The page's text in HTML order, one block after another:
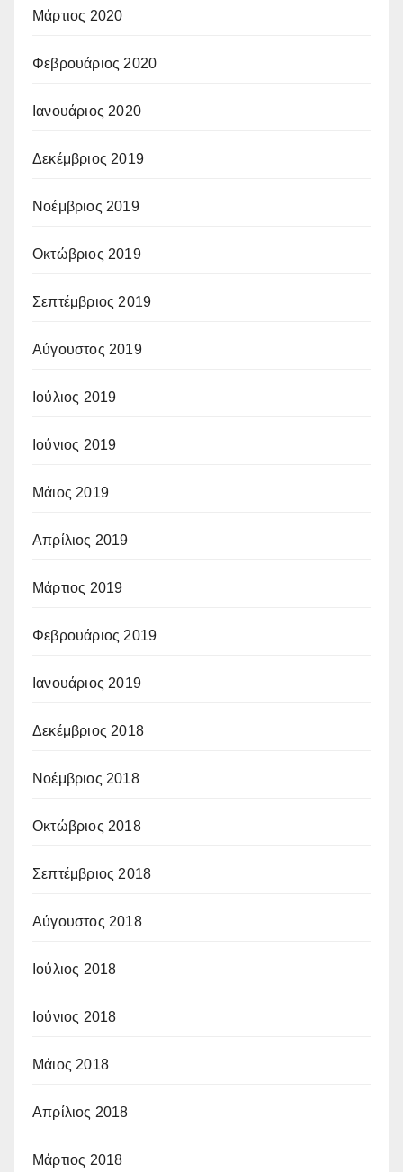
Μάρτιος 2020
Φεβρουάριος 2020
Ιανουάριος 2020
Δεκέμβριος 2019
Νοέμβριος 2019
Οκτώβριος 2019
Σεπτέμβριος 2019
Αύγουστος 2019
Ιούλιος 2019
Ιούνιος 2019
Μάιος 2019
Απρίλιος 2019
Μάρτιος 2019
Φεβρουάριος 2019
Ιανουάριος 2019
Δεκέμβριος 2018
Νοέμβριος 2018
Οκτώβριος 2018
Σεπτέμβριος 2018
Αύγουστος 2018
Ιούλιος 2018
Ιούνιος 2018
Μάιος 2018
Απρίλιος 2018
Μάρτιος 2018